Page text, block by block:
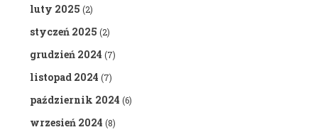
luty 2025 (2)
styczeń 2025 (2)
grudzień 2024 (7)
listopad 2024 (7)
październik 2024 (6)
wrzesień 2024 (8)